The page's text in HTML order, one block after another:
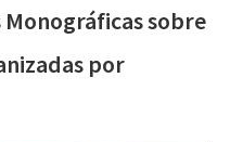
sobre
por